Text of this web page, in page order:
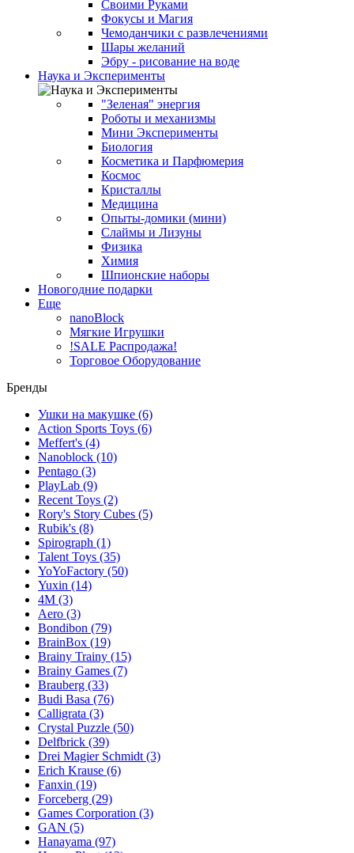
Своими Руками
Фокусы и Магия
Чемоданчики с развлечениями
Шары желаний
Эбру - рисование на воде
Наука и Эксперименты
"Зеленая" энергия
Роботы и механизмы
Мини Эксперименты
Биология
Косметика и Парфюмерия
Космос
Кристаллы
Медицина
Опыты-домики (мини)
Слаймы и Лизуны
Физика
Химия
Шпионские наборы
Новогодние подарки
Еще
nanoBlock
Мягкие Игрушки
!SALE Распродажа!
Торговое Оборудование
Бренды
Ушки на макушке (6)
Action Sports Toys (6)
Meffert's (4)
Nanoblock (10)
Pentago (3)
PlayLab (9)
Recent Toys (2)
Rory's Story Cubes (5)
Rubik's (8)
Spirograph (1)
Talent Toys (35)
YoYoFactory (50)
Yuxin (14)
4M (3)
Aero (3)
Bondibon (79)
BrainBox (19)
Brainy Trainy (15)
Brainy Games (7)
Brauberg (33)
Budi Basa (76)
Calligrata (3)
Crystal Puzzle (50)
Delfbrick (39)
Drei Magier Schmidt (3)
Erich Krause (6)
Fanxin (19)
Forceberg (29)
Games Corporation (3)
GAN (5)
Hanayama (97)